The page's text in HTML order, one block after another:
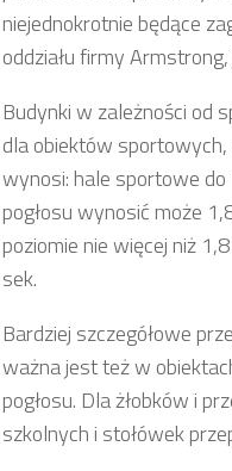
niejednokrotnie będące
oddziału firmy
Budynki w zależności od
dla obiektów sportowych,
wynosi: hale sportowe
pogłosu wynosić może
poziomie nie więcej niż
sek.
Bardziej szczegółowe
ważna jest też w
pogłosu. Dla żłobków i
szkolnych i stołówek